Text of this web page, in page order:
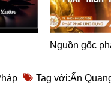
Nguồn gốc
Tag với:Ấn